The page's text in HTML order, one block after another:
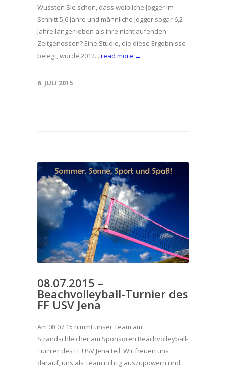
Wussten Sie schon, dass weibliche Jogger im
Schnitt 5,6 Jahre und männliche Jogger sogar 6,2
Jahre länger leben als ihre nichtlaufenden
Zeitgenossen? Eine Studie, die diese Ergebnisse
belegt, wurde 2012... read more →
6. JULI 2015
08.07.2015 –
Beachvolleyball-Turnier des
FF USV Jena
Am 08.07.15 nimmt unser Team am
Strandschleicher am Sponsoren Beachvolleyball-
Turnier des FF USV Jena teil. Wir freuen uns
darauf, uns als Team richtig auszupowern und